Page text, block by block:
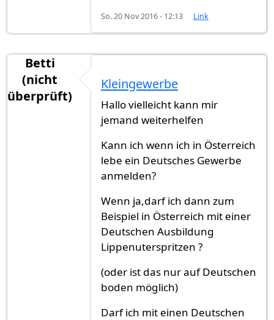
So. 20 Nov 2016 - 12:13 Link
Betti
(nicht
überprüft)
Kleingewerbe
Hallo vielleicht kann mir
jemand weiterhelfen
Kann ich wenn ich in Österreich
lebe ein Deutsches Gewerbe
anmelden?
Wenn ja,darf ich dann zum
Beispiel in Österreich mit einer
Deutschen Ausbildung
Lippenuterspritzen ?
(oder ist das nur auf Deutschen
boden möglich)
Darf ich mit einen Deutschen